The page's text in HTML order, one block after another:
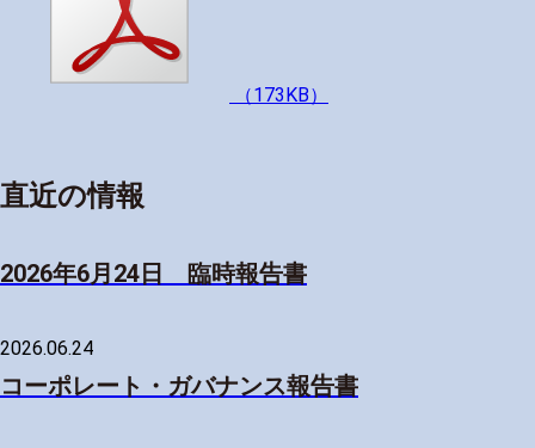
（173KB）
直近の情報
2026年6月24日 臨時報告書
2026.06.24
コーポレート・ガバナンス報告書